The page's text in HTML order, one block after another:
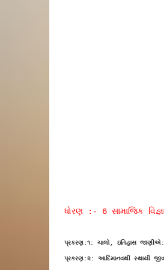
ધોરણ :- 6 સામાજિક
પ્રકરણ:૧: ચાલો, ઇતિહાસ
પ્રકરણ:૨: આદિમાનવથી સ્થાયી